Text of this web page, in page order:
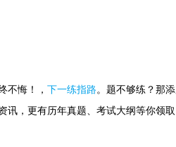
悔！ ， 下一练指路。 题不够练？那
讯，更有历年真题、考试大纲等你领